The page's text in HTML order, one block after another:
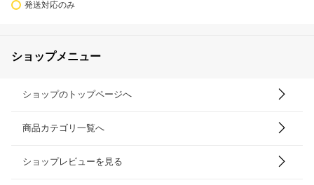
発送対応のみ
ショップメニュー
ショップのトップページへ
商品カテゴリ一覧へ
ショップレビューを見る